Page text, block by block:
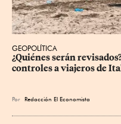
GEOPOLÍTICA
¿Quiénes serán
controles a viajeros de
Por Redacción El Economista